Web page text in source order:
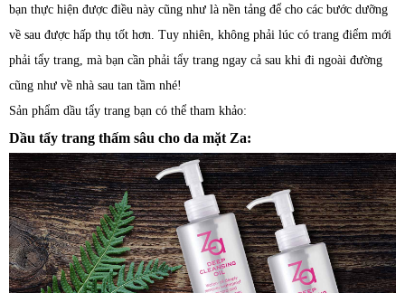
bạn thực hiện được điều này cũng như là nền tảng để cho các bước dưỡng
về sau được hấp thụ tốt hơn. Tuy nhiên, không phải lúc có trang điểm mới
phải tẩy trang, mà bạn cần phải tẩy trang ngay cả sau khi đi ngoài đường
cũng như về nhà sau tan tầm nhé!
Sản phẩm dầu tẩy trang bạn có thể tham khảo:
Dầu tẩy trang thấm sâu cho da mặt Za: